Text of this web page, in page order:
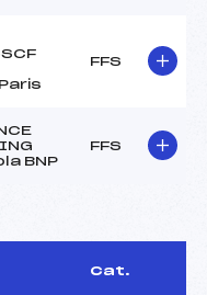
FFS
BNP
FFS
Cat.